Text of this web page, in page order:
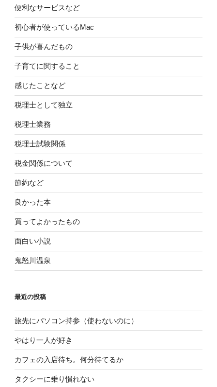
便利なサービスなど
初心者が使っているMac
子供が喜んだもの
子育てに関すること
感じたことなど
税理士として独立
税理士業務
税理士試験関係
税金関係について
節約など
良かった本
買ってよかったもの
面白い小説
鬼怒川温泉
最近の投稿
旅先にパソコン持参（使わないのに）
やはり一人が好き
カフェの入店待ち。何分待てるか
タクシーに乗り慣れない